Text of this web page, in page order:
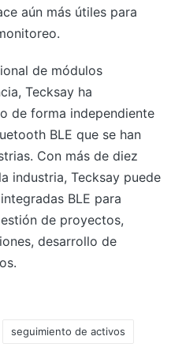
aún más útiles para
de módulos
Tecksay ha
de forma independiente
BLE que se han
Con más de diez
industria, Tecksay puede
BLE para
de proyectos,
desarrollo de
seguimiento de activos